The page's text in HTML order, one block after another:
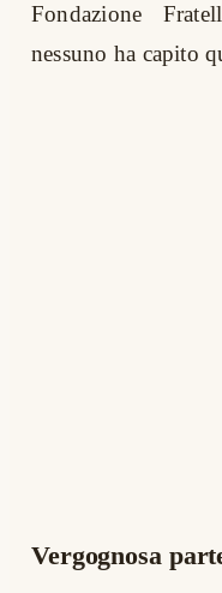
Fondazione
nessuno ha capito
Vergognosa